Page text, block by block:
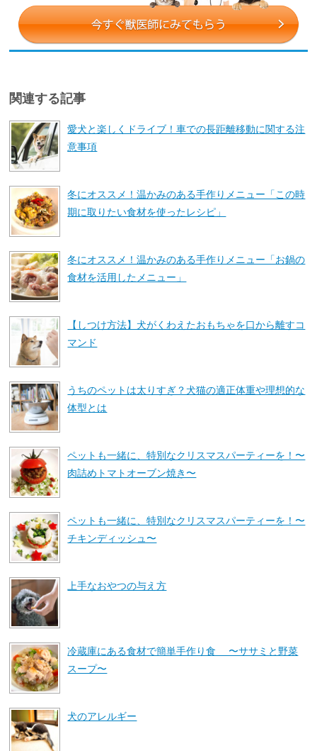
関連する記事
愛犬と楽しくドライブ！車での長距離移動に関する注
意事項
冬にオススメ！温かみのある手作りメニュー「この時
期に取りたい食材を使ったレシピ」
冬にオススメ！温かみのある手作りメニュー「お鍋の
食材を活用したメニュー」
【しつけ方法】犬がくわえたおもちゃを口から離すコ
マンド
うちのペットは太りすぎ？犬猫の適正体重や理想的な
体型とは
ペットも一緒に、特別なクリスマスパーティーを！〜
肉詰めトマトオーブン焼き〜
ペットも一緒に、特別なクリスマスパーティーを！〜
チキンディッシュ〜
上手なおやつの与え方
冷蔵庫にある食材で簡単手作り食 〜ササミと野菜
スープ〜
犬のアレルギー